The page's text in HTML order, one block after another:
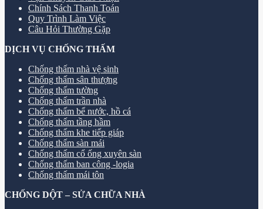
Chính Sách Thanh Toán
Quy Trình Làm Việc
Câu Hỏi Thường Gặp
DỊCH VỤ CHỐNG THẤM
Chống thấm nhà vệ sinh
Chống thấm sân thượng
Chống thấm tường
Chống thấm trần nhà
Chống thấm bể nước, hồ cá
Chống thấm tầng hầm
Chống thấm khe tiếp giáp
Chống thấm sàn mái
Chống thấm cổ ống xuyên sàn
Chống thấm ban công -logia
Chống thấm mái tôn
CHỐNG DỘT – SỬA CHỮA NHÀ